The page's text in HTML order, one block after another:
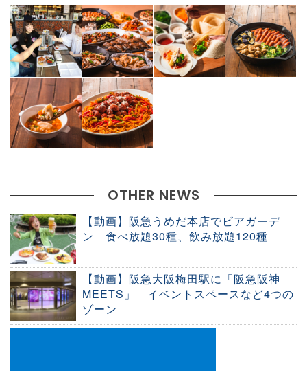
OTHER NEWS
【動画】阪急うめだ本店でビアガーデ
ン 食べ放題30種、飲み放題120種
【動画】阪急大阪梅田駅に「阪急阪神
MEETS」 イベントスペースなど4つの
ゾーン